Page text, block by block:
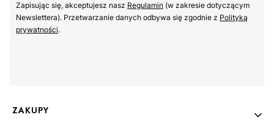
Zapisując się, akceptujesz nasz ​ Regulamin ​​​ (w zakresie dotyczącym
Newslettera). Przetwarzanie danych odbywa się zgodnie z ​ Polityką
prywatności​​​.
Linki w stopce
ZAKUPY